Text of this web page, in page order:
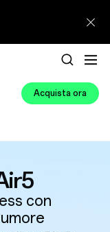
Acquista ora
con